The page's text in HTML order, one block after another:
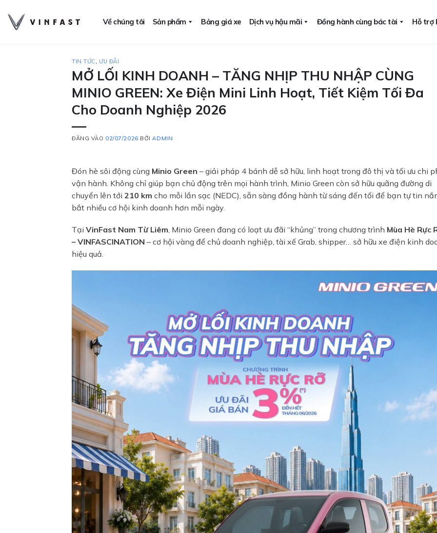
qua
Về chúng tôi Sản phẩm Bảng giá xe Dịch vụ hậu mãi Đồng hành cùng bác tài Hỗ trợ
TIN TỨC, ƯU ĐÃI
MỞ LỐI KINH DOANH – TĂNG NHỊP THU NHẬP CÙNG
MINIO GREEN: Xe Điện Mini Linh Hoạt, Tiết Kiệm Tối Đa
Cho Doanh Nghiệp 2026
ĐĂNG VÀO 02/07/2026 BỞIADMIN
Đón hè sôi động cùng Minio Green – giải pháp 4 bánh dễ sở hữu, linh hoạt trong đô thị và tối ưu chi
vận hành. Không chỉ giúp bạn chủ động trên mọi hành trình, Minio Green còn sở hữu quãng đường di
chuyển lên tới 210 km cho mỗi lần sạc (NEDC), sẵn sàng đồng hành từ sáng đến tối để bạn tự tin
bắt nhiều cơ hội kinh doanh hơn mỗi ngày.
Tại VinFast Nam Từ Liêm, Minio Green đang có loạt ưu đãi “khủng” trong chương trình Mùa Hè Rực
– VINFASCINATION – cơ hội vàng để chủ doanh nghiệp, tài xế Grab, shipper… sở hữu xe điện kinh
hiệu quả.